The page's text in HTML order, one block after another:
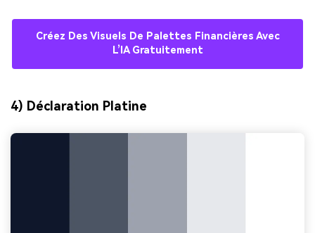
Créez Des Visuels De Palettes Financières Avec
L’IA Gratuitement
4) Déclaration Platine